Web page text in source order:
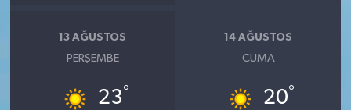
13 AĞUSTOS
PERŞEMBE
23°
14 AĞUSTOS
CUMA
20°